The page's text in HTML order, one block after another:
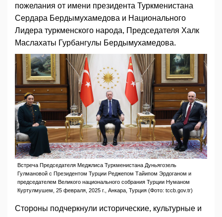
пожелания от имени президента Туркменистана
Сердара Бердымухамедова и Национального
Лидера туркменского народа, Председателя Халк
Маслахаты Гурбангулы Бердымухамедова.
Встреча Председателя Меджлиса Туркменистана Дуньягозель
Гулмановой с Президентом Турции Реджепом Тайипом Эрдоганом и
председателем Великого национального собрания Турции Нуманом
Куртулмушем, 25 февраля, 2025 г., Анкара, Турция (Фото: tccb.gov.tr)
Стороны подчеркнули исторические, культурные и